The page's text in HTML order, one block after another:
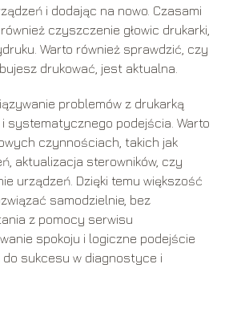
i dodając na nowo. Czasami
czyszczenie głowic drukarki,
Warto również sprawdzić, czy
drukować, jest aktualna.
problemów z drukarką
systematycznego podejścia. Warto
czynnościach, takich jak
aktualizacja sterowników, czy
urządzeń. Dzięki temu większość
samodzielnie, bez
z pomocy serwisu
spokoju i logiczne podejście
sukcesu w diagnostyce i